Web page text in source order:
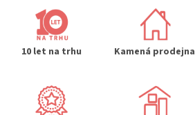
10 let na trhu Kamená prodejna